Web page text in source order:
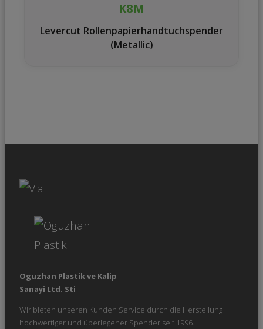
K8M
Levercut Rollenpapierhandtuchspender
(Metallic)
Oguzhan Plastik ve Kalip
Sanayi Ltd. Sti
Wir bieten unseren Kunden Service durch die Herstellung
hochwertiger und überlegener Spender seit 1996.